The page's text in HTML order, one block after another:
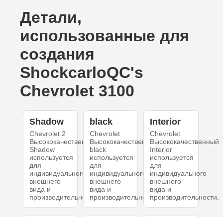
Детали,
использованные для
создания
ShockcarloQC's
Chevrolet 3100
Shadow
Chevrolet 2
Высококачественный
Shadow
используется
для
индивидуального
внешнего
вида и
производительности.
black
Chevrolet
Высококачественный
black
используется
для
индивидуального
внешнего
вида и
производительности.
Interior
Chevrolet
Высококачественный
Interior
используется
для
индивидуального
внешнего
вида и
производительности.